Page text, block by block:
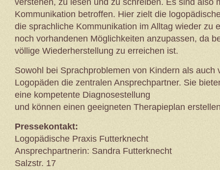
Kommunikation betroffen. Hier zielt die
die sprachliche Kommunikation im Alltag wieder zu
noch vorhandenen Möglichkeiten anzupassen, da
völlige Wiederherstellung zu erreichen ist.
Sowohl bei Sprachproblemen von Kindern als auch
Logopäden die zentralen Ansprechpartner. Sie
eine kompetente Diagnosestellung
und können einen geeigneten Therapieplan
Pressekontakt:
Logopädische Praxis Futterknecht
Ansprechpartnerin: Sandra Futterknecht
Salzstr. 17